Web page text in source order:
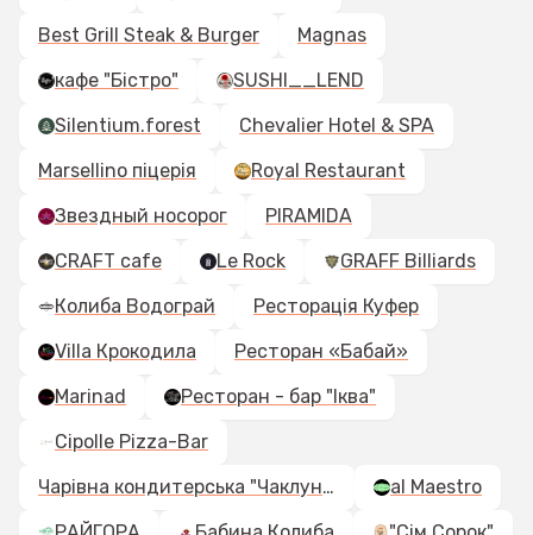
Best Grill Steak & Burger
Magnas
кафе "Бістро"
SUSHI__LEND
Silentium.forest
Chevalier Hotel & SPA
Marsellino піцерія
Royal Restaurant
Звездный носорог
PIRAMIDA
CRAFT cafe
Le Rock
GRAFF Billiards
Колиба Водограй
Ресторація Куфер
Villa Крокодила
Ресторан «Бабай»
Marinad
Ресторан - бар "Іква"
Cipolle Pizza-Bar
Чарівна кондитерська "Чаклунка"
al Maestro